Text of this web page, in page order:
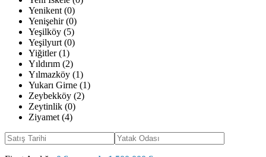
Yenikent (0)
Yenişehir (0)
Yeşilköy (5)
Yeşilyurt (0)
Yiğitler (1)
Yıldırım (2)
Yılmazköy (1)
Yukarı Girne (1)
Zeybekköy (2)
Zeytinlik (0)
Ziyamet (4)